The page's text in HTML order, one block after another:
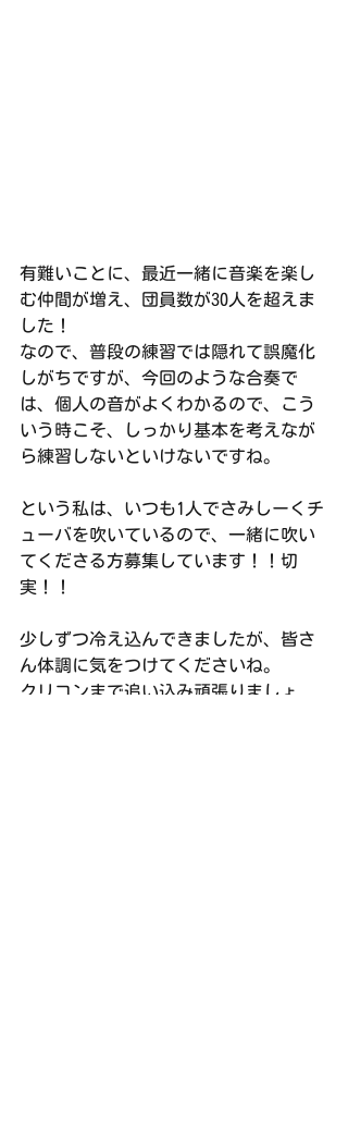
有難いことに、最近一緒に音楽を楽し
む仲間が増え、団員数が30人を超えま
した！
なので、普段の練習では隠れて誤魔化
しがちですが、今回のような合奏で
は、個人の音がよくわかるので、こう
いう時こそ、しっかり基本を考えなが
ら練習しないといけないですね。
という私は、いつも1人でさみしーくチ
ューバを吹いているので、一緒に吹い
てくださる方募集しています！！切
実！！
少しずつ冷え込んできましたが、皆さ
ん体調に気をつけてくださいね。
クリコンまで追い込み頑張りましょ